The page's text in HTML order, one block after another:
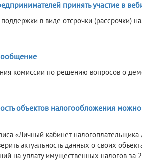
принять участие в
в виде отсрочки (рассрочки)
комиссии по решению вопросов о
объектов налогообложения
«Личный кабинет
актуальность данных о своих
на уплату имущественных налогов за